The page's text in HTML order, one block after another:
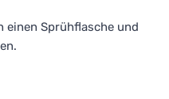
einen Sprühflasche und